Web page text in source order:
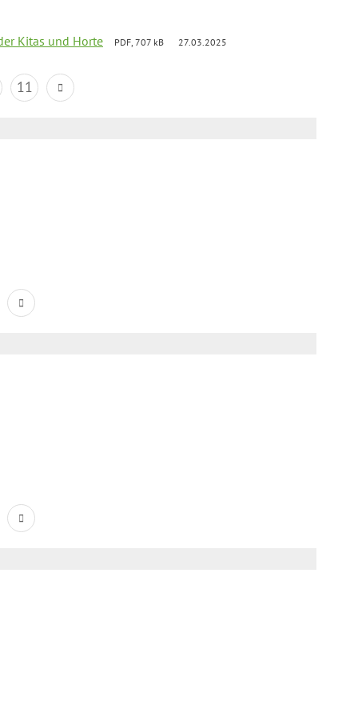
Kitas und Horte PDF, 707 kB 27.03.2025
11